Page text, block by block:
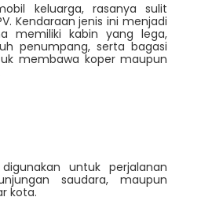
keluarga, rasanya sulit
Kendaraan jenis ini menjadi
memiliki kabin yang lega,
penumpang, serta bagasi
membawa koper maupun
untuk perjalanan
saudara, maupun
kota.